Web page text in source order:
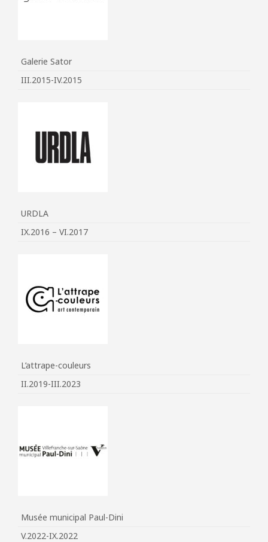
Galerie Sator
III.2015-IV.2015
URDLA
IX.2016 – VI.2017
L’attrape-couleurs
II.2019-III.2023
Musée municipal Paul-Dini
V.2022-IX.2022